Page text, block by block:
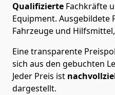
Qualifizierte Fachkräfte
Equipment. Ausgebildete
Fahrzeuge und
Eine transparente
sich aus den gebuchten
Jeder Preis ist
dargestellt.